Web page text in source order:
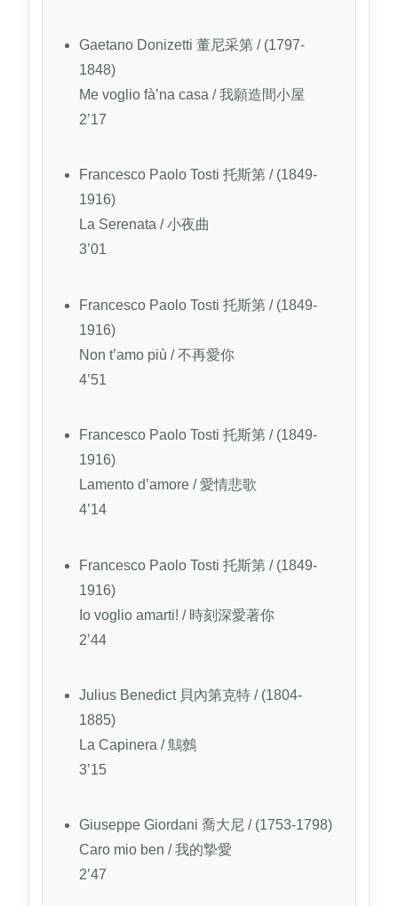
Gaetano Donizetti 董尼采第 / (1797-
1848)
Me voglio fà’na casa / 我願造間小屋
2’17
Francesco Paolo Tosti 托斯第 / (1849-
1916)
La Serenata / 小夜曲
3’01
Francesco Paolo Tosti 托斯第 / (1849-
1916)
Non t’amo più / 不再愛你
4’51
Francesco Paolo Tosti 托斯第 / (1849-
1916)
Lamento d’amore / 愛情悲歌
4’14
Francesco Paolo Tosti 托斯第 / (1849-
1916)
Io voglio amarti! / 時刻深愛著你
2’44
Julius Benedict貝內第克特 / (1804-
1885)
La Capinera / 鷦鷯
3’15
Giuseppe Giordani 喬大尼 / (1753-1798)
Caro mio ben / 我的摯愛
2’47